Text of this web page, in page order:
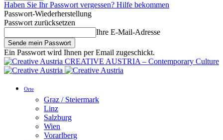
Haben Sie Ihr Passwort vergessen? Hilfe bekommen
Passwort-Wiederherstellung
Passwort zurücksetzen
Ihre E-Mail-Adresse
Ein Passwort wird Ihnen per Email zugeschickt.
CREATIVE AUSTRIA – Contemporary Culture
Orte
Graz / Steiermark
Linz
Salzburg
Wien
Vorarlberg